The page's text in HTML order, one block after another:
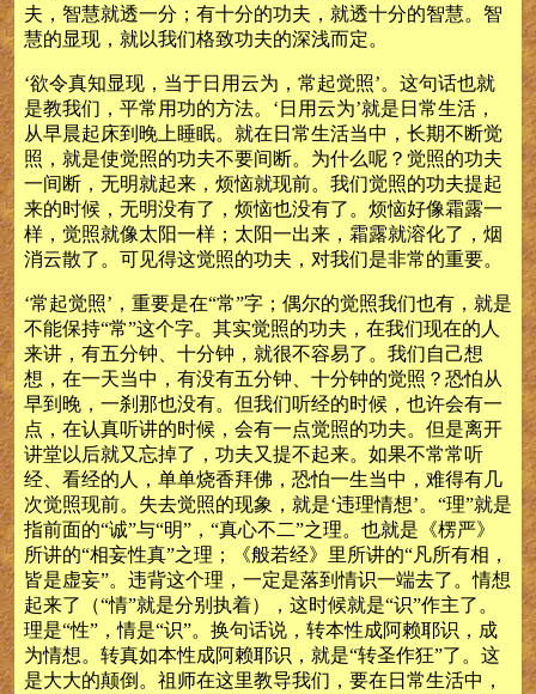
夫，智慧就透一分；有十分的功夫，就透十分的智慧。智
慧的显现，就以我们格致功夫的深浅而定。
‘欲令真知显现，当于日用云为，常起觉照’。这句话也就
是教我们，平常用功的方法。‘日用云为’就是日常生活，
从早晨起床到晚上睡眠。就在日常生活当中，长期不断觉
照，就是使觉照的功夫不要间断。为什么呢？觉照的功夫
一间断，无明就起来，烦恼就现前。我们觉照的功夫提起
来的时候，无明没有了，烦恼也没有了。烦恼好像霜露一
样，觉照就像太阳一样；太阳一出来，霜露就溶化了，烟
消云散了。可见得这觉照的功夫，对我们是非常的重要。
‘常起觉照’，重要是在“常”字；偶尔的觉照我们也有，就是
不能保持“常”这个字。其实觉照的功夫，在我们现在的人
来讲，有五分钟、十分钟，就很不容易了。我们自己想
想，在一天当中，有没有五分钟、十分钟的觉照？恐怕从
早到晚，一刹那也没有。但我们听经的时候，也许会有一
点，在认真听讲的时候，会有一点觉照的功夫。但是离开
讲堂以后就又忘掉了，功夫又提不起来。如果不常常听
经、看经的人，单单烧香拜佛，恐怕一生当中，难得有几
次觉照现前。失去觉照的现象，就是‘违理情想’。“理”就是
指前面的“诚”与“明”，“真心不二”之理。也就是《楞严》
所讲的“相妄性真”之理；《般若经》里所讲的“凡所有相，
皆是虚妄”。违背这个理，一定是落到情识一端去了。情想
起来了（“情”就是分别执着），这时候就是“识”作主了。
理是“性”，情是“识”。换句话说，转本性成阿赖耶识，成
为情想。转真如本性成阿赖耶识，就是“转圣作狂”了。这
是大大的颠倒。祖师在这里教导我们，要在日常生活中，